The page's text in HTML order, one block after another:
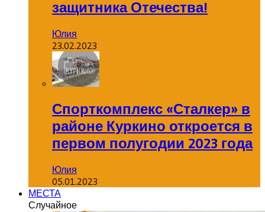
защитника Отечества!
Юлия
23.02.2023
Спорткомплекс «Сталкер» в
районе Куркино откроется в
первом полугодии 2023 года
Юлия
05.01.2023
МЕСТА
Случайное